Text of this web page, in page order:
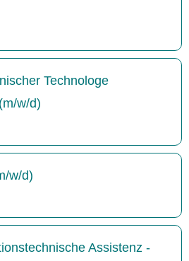
Technologe
w/d)
w/d)
Assistenz -